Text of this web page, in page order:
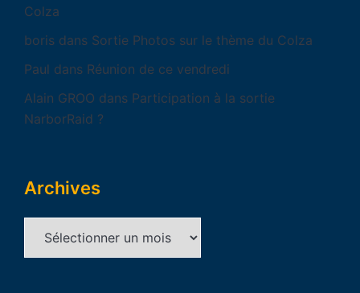
Colza
boris dans Sortie Photos sur le thème du Colza
Paul dans Réunion de ce vendredi
Alain GROO dans Participation à la sortie
NarborRaid ?
Archives